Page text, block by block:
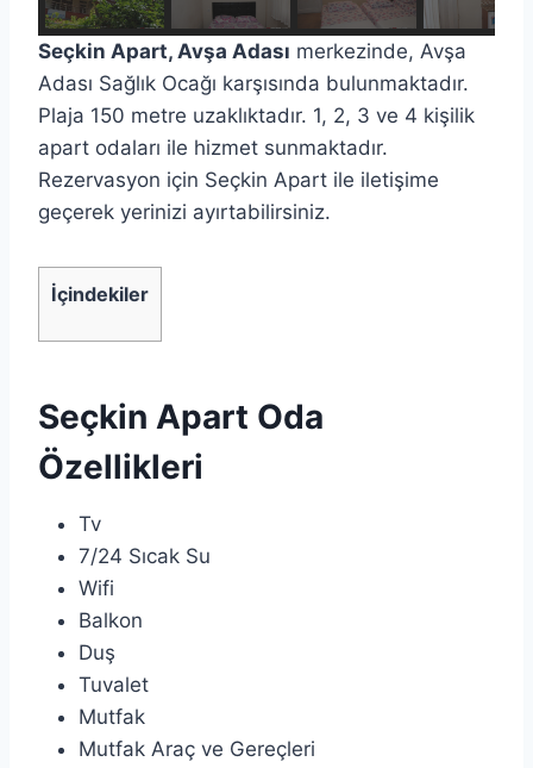
Seçkin Apart, Avşa Adası merkezinde, Avşa
Adası Sağlık Ocağı karşısında bulunmaktadır.
Plaja 150 metre uzaklıktadır. 1, 2, 3 ve 4 kişilik
apart odaları ile hizmet sunmaktadır.
Rezervasyon için Seçkin Apart ile iletişime
geçerek yerinizi ayırtabilirsiniz.
İçindekiler
Seçkin Apart Oda
Özellikleri
Tv
7/24 Sıcak Su
Wifi
Balkon
Duş
Tuvalet
Mutfak
Mutfak Araç ve Gereçleri